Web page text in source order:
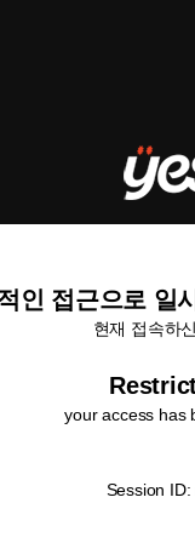
인 접근으로 일
현재 접속하
your access has
Session